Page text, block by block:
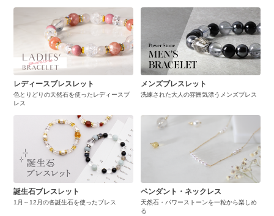
レディースブレスレット
色とりどりの天然石を使ったレディースブ
レス
メンズブレスレット
洗練された大人の雰囲気漂うメンズブレス
誕生石ブレスレット
1月～12月の各誕生石を使ったブレス
ペンダント・ネックレス
天然石・パワーストーンを一粒から楽しめ
る